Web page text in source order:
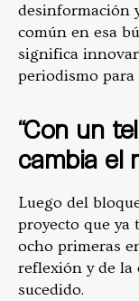
desinformación
común en esa
significa
periodismo
“Con un
cambia el
Luego del
proyecto que ya
ocho primeras
reflexión y de la
sucedido.